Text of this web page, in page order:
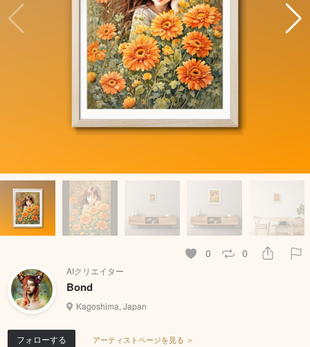
0 0
AIクリエイター
Bond
Kagoshima, Japan
フォローする アーティストページを見る ＞